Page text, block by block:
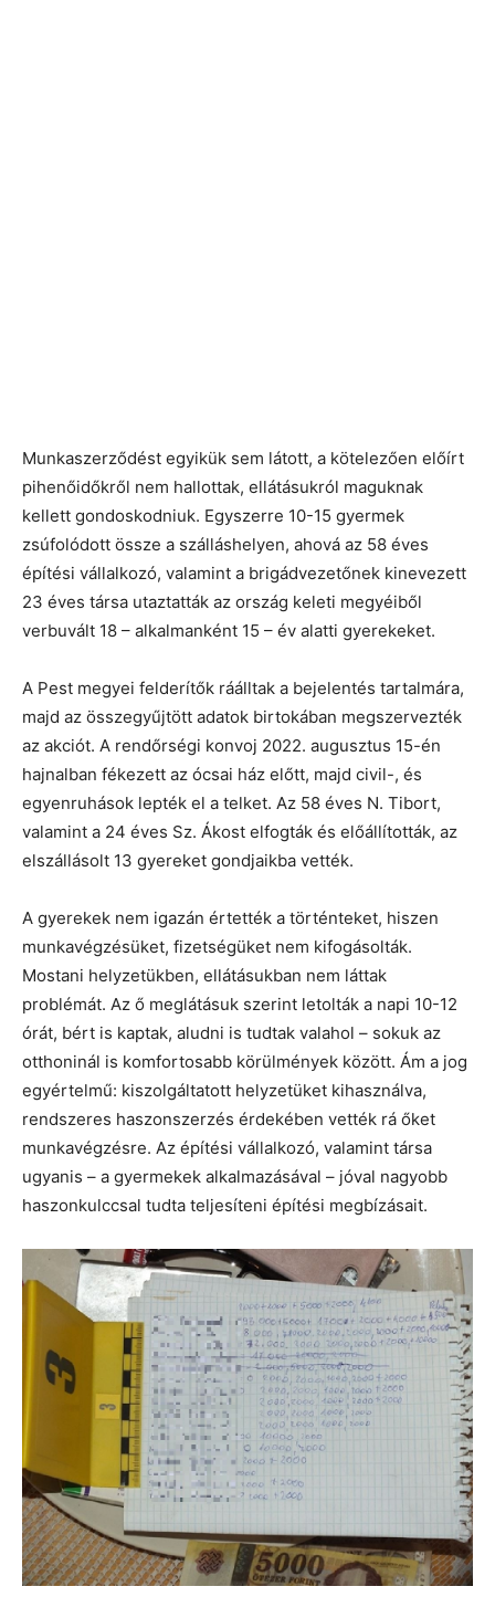
Munkaszerződést egyikük sem látott, a kötelezően előírt
pihenőidőkről nem hallottak, ellátásukról maguknak
kellett gondoskodniuk. Egyszerre 10-15 gyermek
zsúfolódott össze a szálláshelyen, ahová az 58 éves
építési vállalkozó, valamint a brigádvezetőnek kinevezett
23 éves társa utaztatták az ország keleti megyéiből
verbuvált 18 – alkalmanként 15 – év alatti gyerekeket.
A Pest megyei felderítők ráálltak a bejelentés tartalmára,
majd az összegyűjtött adatok birtokában megszervezték
az akciót. A rendőrségi konvoj 2022. augusztus 15-én
hajnalban fékezett az ócsai ház előtt, majd civil-, és
egyenruhások lepték el a telket. Az 58 éves N. Tibort,
valamint a 24 éves Sz. Ákost elfogták és előállították, az
elszállásolt 13 gyereket gondjaikba vették.
A gyerekek nem igazán értették a történteket, hiszen
munkavégzésüket, fizetségüket nem kifogásolták.
Mostani helyzetükben, ellátásukban nem láttak
problémát. Az ő meglátásuk szerint letolták a napi 10-12
órát, bért is kaptak, aludni is tudtak valahol – sokuk az
otthoninál is komfortosabb körülmények között. Ám a jog
egyértelmű: kiszolgáltatott helyzetüket kihasználva,
rendszeres haszonszerzés érdekében vették rá őket
munkavégzésre. Az építési vállalkozó, valamint társa
ugyanis – a gyermekek alkalmazásával – jóval nagyobb
haszonkulccsal tudta teljesíteni építési megbízásait.